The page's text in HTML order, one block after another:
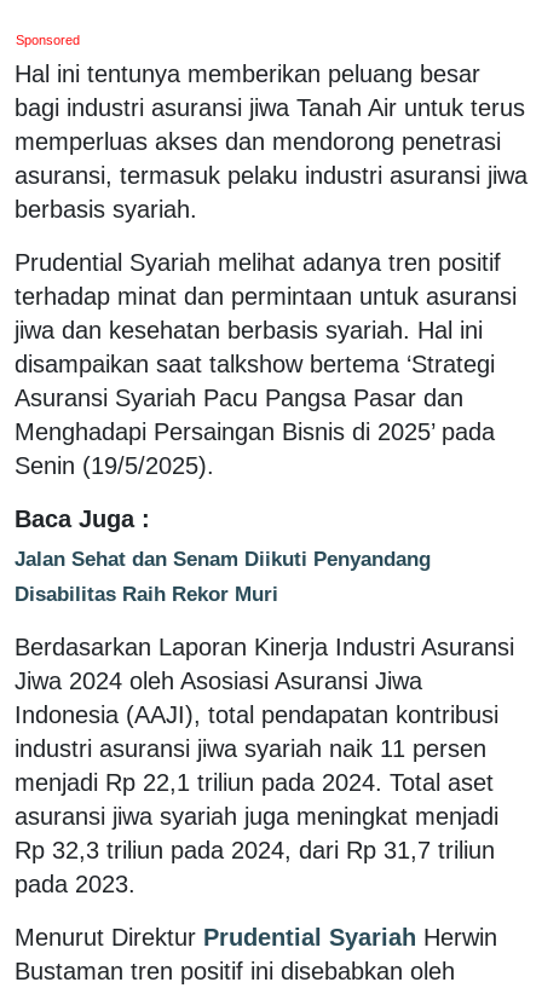
Sponsored
Hal ini tentunya memberikan peluang besar
bagi industri asuransi jiwa Tanah Air untuk terus
memperluas akses dan mendorong penetrasi
asuransi, termasuk pelaku industri asuransi jiwa
berbasis syariah.
Prudential Syariah melihat adanya tren positif
terhadap minat dan permintaan untuk asuransi
jiwa dan kesehatan berbasis syariah. Hal ini
disampaikan saat talkshow bertema ‘Strategi
Asuransi Syariah Pacu Pangsa Pasar dan
Menghadapi Persaingan Bisnis di 2025’ pada
Senin (19/5/2025).
Baca Juga :
Jalan Sehat dan Senam Diikuti Penyandang
Disabilitas Raih Rekor Muri
Berdasarkan Laporan Kinerja Industri Asuransi
Jiwa 2024 oleh Asosiasi Asuransi Jiwa
Indonesia (AAJI), total pendapatan kontribusi
industri asuransi jiwa syariah naik 11 persen
menjadi Rp 22,1 triliun pada 2024. Total aset
asuransi jiwa syariah juga meningkat menjadi
Rp 32,3 triliun pada 2024, dari Rp 31,7 triliun
pada 2023.
Menurut Direktur Prudential Syariah Herwin
Bustaman tren positif ini disebabkan oleh